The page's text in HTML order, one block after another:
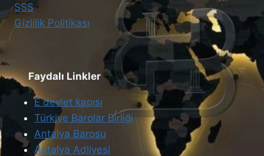
SSS
Gizlilik Politikası
Faydalı Linkler
E devlet kapısı
Türkiye Barolar Birliği
Antalya Barosu
Antalya Adliyesi